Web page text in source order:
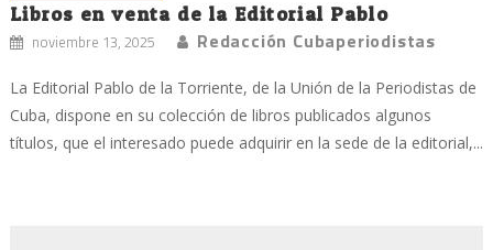
Libros en venta de la Editorial Pablo
noviembre 13, 2025 Redacción Cubaperiodistas
La Editorial Pablo de la Torriente, de la Unión de la Periodistas de
Cuba, dispone en su colección de libros publicados algunos
títulos, que el interesado puede adquirir en la sede de la editorial,...